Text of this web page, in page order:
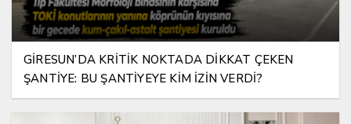
GİRESUN’DA KRİTİK NOKTADA DİKKAT ÇEKEN
ŞANTİYE: BU ŞANTİYEYE KİM İZİN VERDİ?